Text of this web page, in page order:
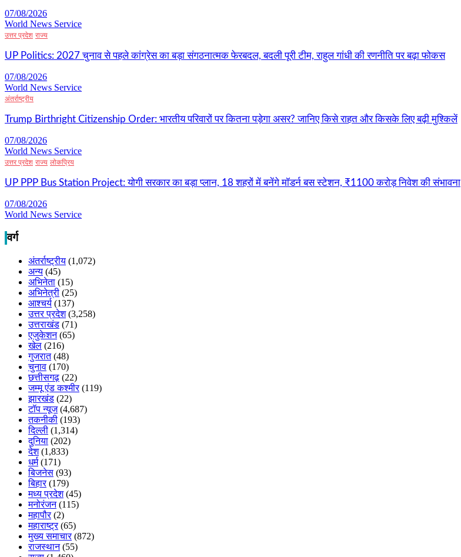
07/08/2026
World News Service
उत्तर प्रदेश राज्य
UP Politics: 2027 चुनाव से पहले कांग्रेस का बड़ा संगठनात्मक फेरबदल, बदली पूरी टीम, राहुल गांधी की रणनीति पर बढ़ा फोकस
07/08/2026
World News Service
अंतर्राष्ट्रीय
Trump Birthright Citizenship Order: भारतीय परिवारों पर कितना पड़ेगा असर? जानिए किसे राहत और किसके लिए बढ़ी मुश्किलें
07/08/2026
World News Service
उत्तर प्रदेश राज्य लोकप्रिय
UP PPP Bus Station Project: योगी सरकार का बड़ा प्लान, 18 शहरों में बनेंगे मॉडर्न बस स्टेशन, ₹1100 करोड़ निवेश की संभावना
07/08/2026
World News Service
वर्ग
अंतर्राष्ट्रीय (1,072)
अन्य (45)
अभिनेता (15)
अभिनेत्री (25)
आश्चर्य (137)
उत्तर प्रदेश(3,258)
उत्तराखंड (71)
एजुकेशन(65)
खेल (216)
गुजरात(48)
चुनाव (170)
छत्तीसगढ़ (22)
जम्मू एंड कश्मीर(119)
झारखंड (22)
टॉप न्यूज(4,687)
तकनीकी (193)
दिल्ली (1,314)
दुनिया (202)
देश(1,833)
धर्म(171)
बिजनेस (93)
बिहार(179)
मध्य प्रदेश(45)
मनोरंजन(115)
महापौर(2)
महाराष्ट्र(65)
मुख्य समाचार(872)
राजस्थान(55)